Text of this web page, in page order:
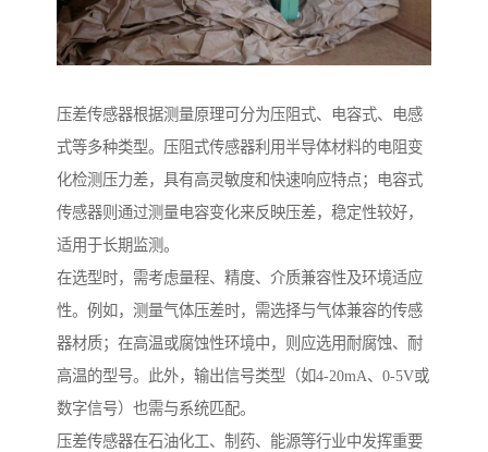
压差传感器根据测量原理可分为压阻式、电容式、电感
式等多种类型。压阻式传感器利用半导体材料的电阻变
化检测压力差，具有高灵敏度和快速响应特点；电容式
传感器则通过测量电容变化来反映压差，稳定性较好，
适用于长期监测。
在选型时，需考虑量程、精度、介质兼容性及环境适应
性。例如，测量气体压差时，需选择与气体兼容的传感
器材质；在高温或腐蚀性环境中，则应选用耐腐蚀、耐
高温的型号。此外，输出信号类型（如4-20mA、0-5V或
数字信号）也需与系统匹配。
压差传感器在石油化工、制药、能源等行业中发挥重要